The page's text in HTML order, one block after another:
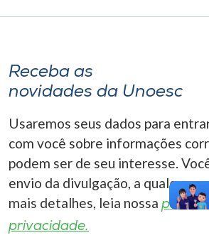
A-
Receba as
novidades da Unoesc
Usaremos seus dados para
com você sobre informações
podem ser de seu interesse.
envio da divulgação, a qualquer
mais detalhes, leia nossa
privacidade.